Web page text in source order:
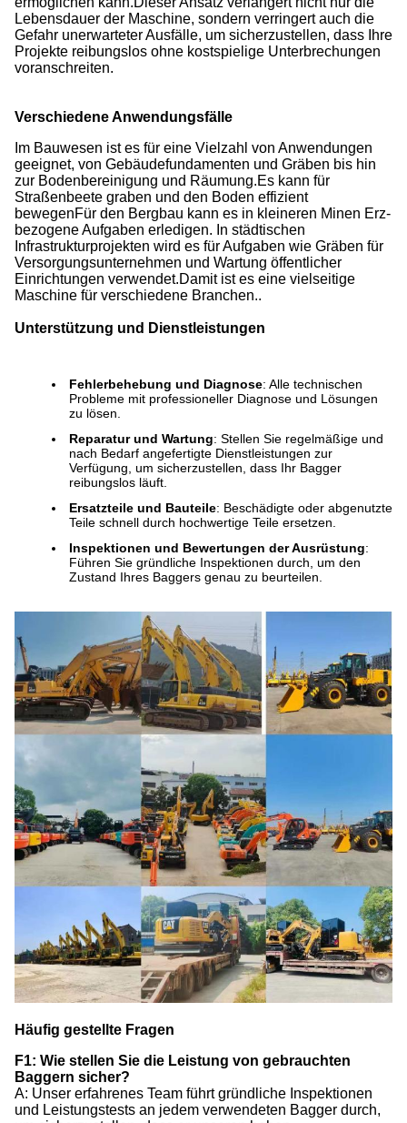
Lebensdauer der Maschine, sondern verringert auch die
Gefahr unerwarteter Ausfälle, um sicherzustellen, dass Ihre
Projekte reibungslos ohne kostspielige Unterbrechungen
voranschreiten.
Verschiedene Anwendungsfälle
Im Bauwesen ist es für eine Vielzahl von Anwendungen
geeignet, von Gebäudefundamenten und Gräben bis hin
zur Bodenbereinigung und Räumung.Es kann für
Straßenbeete graben und den Boden effizient
bewegenFür den Bergbau kann es in kleineren Minen Erz-
bezogene Aufgaben erledigen. In städtischen
Infrastrukturprojekten wird es für Aufgaben wie Gräben für
Versorgungsunternehmen und Wartung öffentlicher
Einrichtungen verwendet.Damit ist es eine vielseitige
Maschine für verschiedene Branchen..
Unterstützung und Dienstleistungen
Fehlerbehebung und Diagnose: Alle technischen
Probleme mit professioneller Diagnose und Lösungen
zu lösen.
Reparatur und Wartung: Stellen Sie regelmäßige und
nach Bedarf angefertigte Dienstleistungen zur
Verfügung, um sicherzustellen, dass Ihr Bagger
reibungslos läuft.
Ersatzteile und Bauteile: Beschädigte oder abgenutzte
Teile schnell durch hochwertige Teile ersetzen.
Inspektionen und Bewertungen der Ausrüstung:
Führen Sie gründliche Inspektionen durch, um den
Zustand Ihres Baggers genau zu beurteilen.
Häufig gestellte Fragen
F1: Wie stellen Sie die Leistung von gebrauchten
Baggern sicher?
A: Unser erfahrenes Team führt gründliche Inspektionen
und Leistungstests an jedem verwendeten Bagger durch,